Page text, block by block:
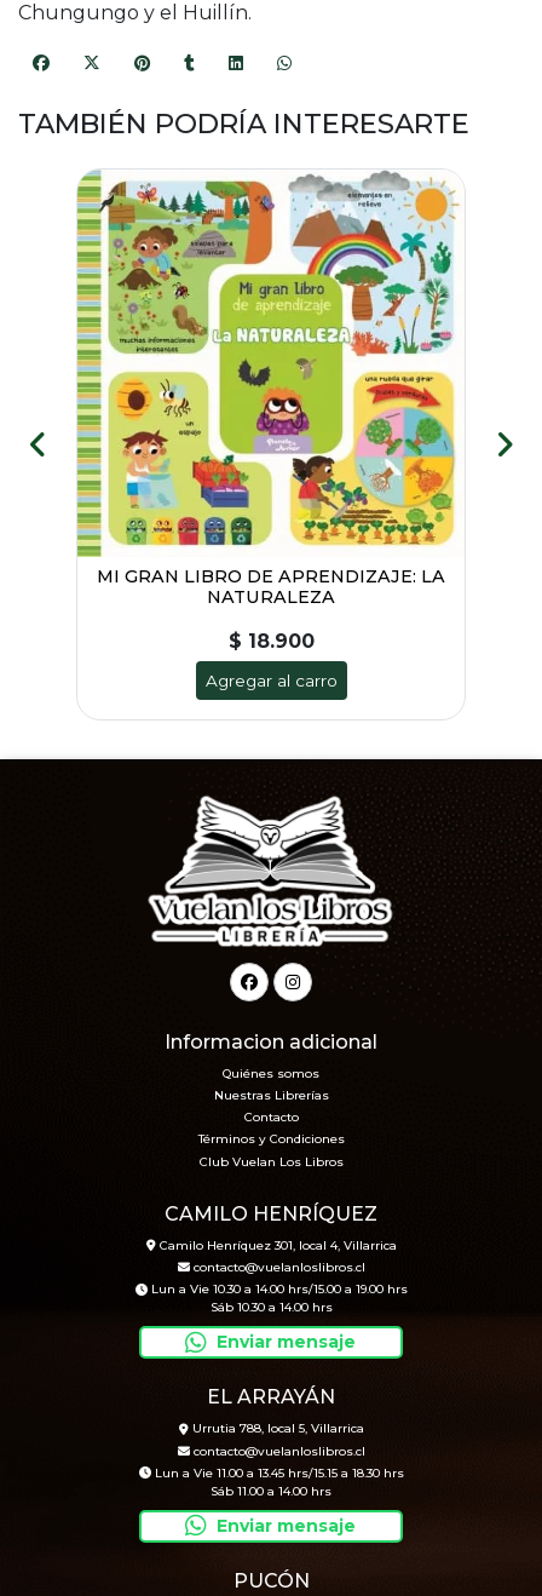
Chungungo y el Huillín.
TAMBIÉN PODRÍA INTERESARTE
MI GRAN LIBRO DE APRENDIZAJE: LA
NATURALEZA
$ 18.900
Agregar al carro
Informacion adicional
Quiénes somos
Nuestras Librerías
Contacto
Términos y Condiciones
Club Vuelan Los Libros
CAMILO HENRÍQUEZ
Camilo Henríquez 301, local 4, Villarrica
contacto@vuelanloslibros.cl
Lun a Vie 10.30 a 14.00 hrs/15.00 a 19.00 hrs
Sáb 10.30 a 14.00 hrs
Enviar mensaje
EL ARRAYÁN
Urrutia 788, local 5, Villarrica
contacto@vuelanloslibros.cl
Lun a Vie 11.00 a 13.45 hrs/15.15 a 18.30 hrs
Sáb 11.00 a 14.00 hrs
Enviar mensaje
PUCÓN